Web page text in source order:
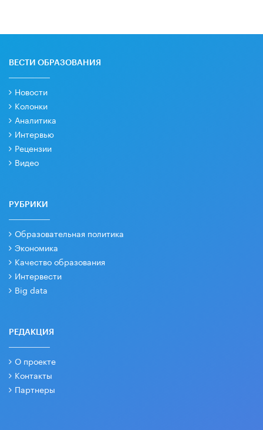
ВЕСТИ ОБРАЗОВАНИЯ
Новости
Колонки
Аналитика
Интервью
Рецензии
Видео
РУБРИКИ
Образовательная политика
Экономика
Качество образования
Интервести
Big data
РЕДАКЦИЯ
О проекте
Контакты
Партнеры